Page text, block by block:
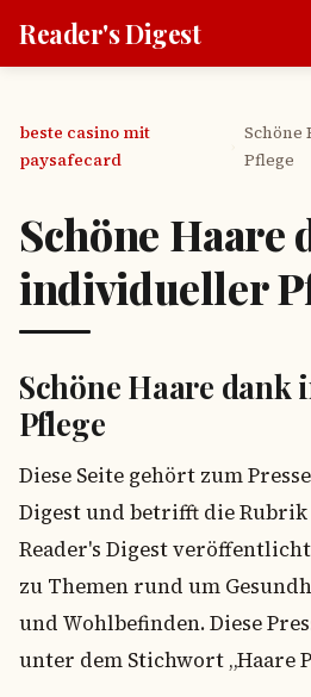
Reader's Digest
beste casino mit
paysafecard
Pflege
Schöne Haare
individueller
Schöne Haare
Pflege
Diese Seite gehört zum
Digest und betrifft die Rubrik
Reader's Digest
zu Themen rund um
und Wohlbefinden. Diese
unter dem Stichwort „Haare